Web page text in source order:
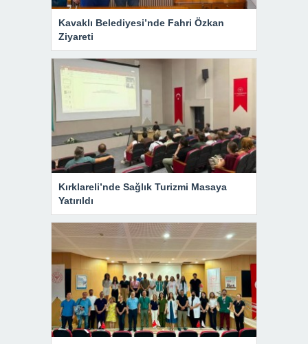
Kavaklı Belediyesi’nde Fahri Özkan
Ziyareti
Kırklareli’nde Sağlık Turizmi Masaya
Yatırıldı